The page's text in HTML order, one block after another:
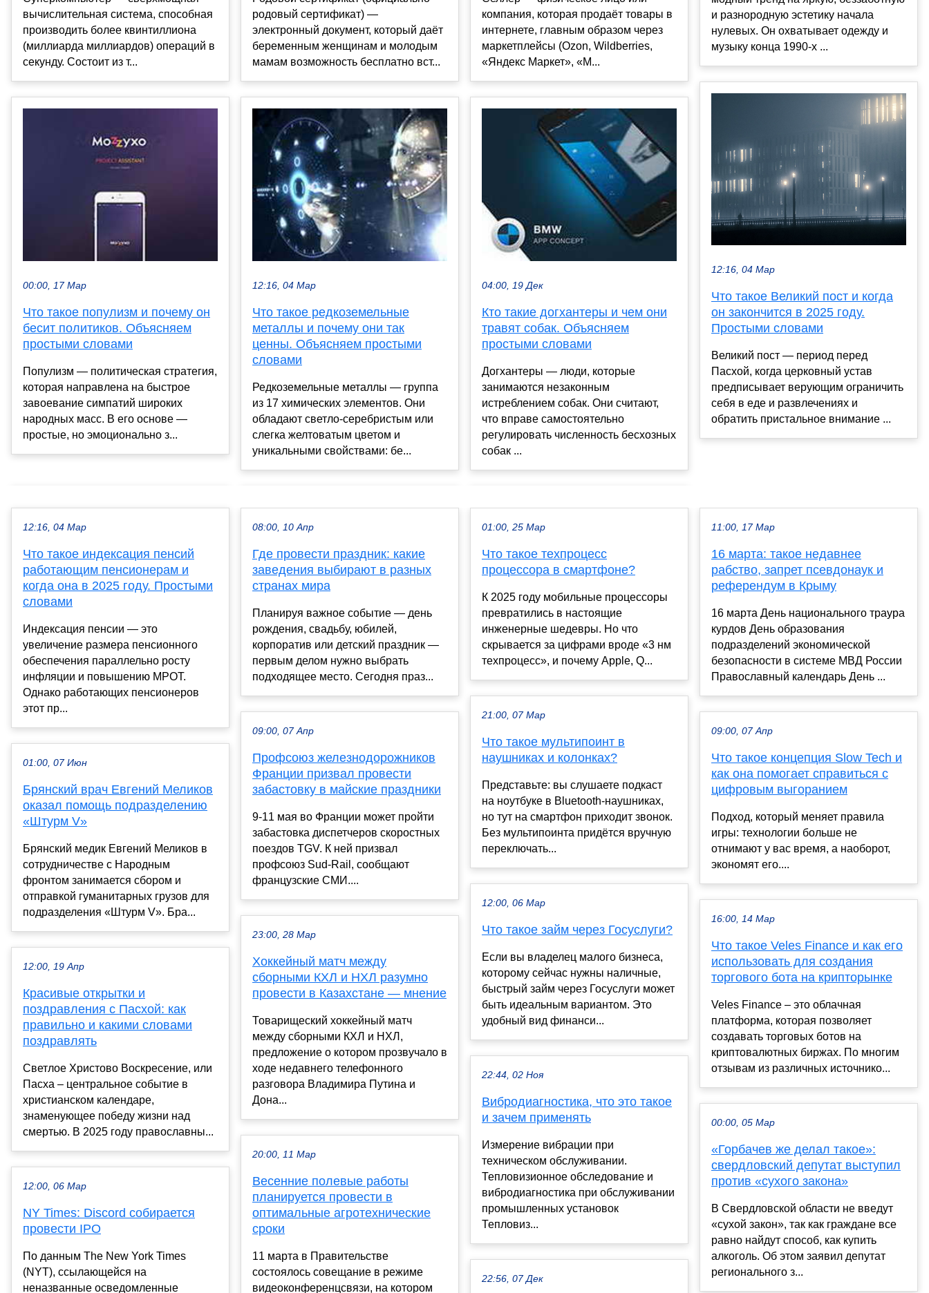
вычислительная система, способная
производить более квинтиллиона
(миллиарда миллиардов) операций в
секунду. Состоит из т...
00:00, 17 Мар
Что такое популизм и почему он
бесит политиков. Объясняем
простыми словами
Популизм — политическая стратегия,
которая направлена на быстрое
завоевание симпатий широких
народных масс. В его основе —
простые, но эмоционально з...
родовый сертификат) —
электронный документ, который даёт
беременным женщинам и молодым
мамам возможность бесплатно вст...
12:16, 04 Мар
Что такое редкоземельные
металлы и почему они так
ценны. Объясняем простыми
словами
Редкоземельные металлы — группа
из 17 химических элементов. Они
обладают светло-серебристым или
слегка желтоватым цветом и
уникальными свойствами: бе...
компания, которая продаёт товары в
интернете, главным образом через
маркетплейсы (Ozon, Wildberries,
«Яндекс Маркет», «М...
04:00, 19 Дек
Кто такие догхантеры и чем они
травят собак. Объясняем
простыми словами
Догхантеры — люди, которые
занимаются незаконным
истреблением собак. Они считают,
что вправе самостоятельно
регулировать численность бесхозных
собак ...
и разнородную эстетику начала
нулевых. Он охватывает одежду и
музыку конца 1990-х ...
12:16, 04 Мар
Что такое Великий пост и когда
он закончится в 2025 году.
Простыми словами
Великий пост — период перед
Пасхой, когда церковный устав
предписывает верующим ограничить
себя в еде и развлечениях и
обратить пристальное внимание ...
12:16, 04 Мар
Что такое индексация пенсий
работающим пенсионерам и
когда она в 2025 году. Простыми
словами
Индексация пенсии — это
увеличение размера пенсионного
обеспечения параллельно росту
инфляции и повышению МРОТ.
Однако работающих пенсионеров
этот пр...
01:00, 07 Июн
Брянский врач Евгений Меликов
оказал помощь подразделению
«Штурм V»
Брянский медик Евгений Меликов в
сотрудничестве с Народным
фронтом занимается сбором и
отправкой гуманитарных грузов для
подразделения «Штурм V». Бра...
12:00, 19 Апр
Красивые открытки и
поздравления с Пасхой: как
правильно и какими словами
поздравлять
Светлое Христово Воскресение, или
Пасха – центральное событие в
христианском календаре,
знаменующее победу жизни над
смертью. В 2025 году православны...
12:00, 06 Мар
NY Times: Discord собирается
провести IPO
По данным The New York Times
(NYT), ссылающейся на
неназванные осведомленные
08:00, 10 Апр
Где провести праздник: какие
заведения выбирают в разных
странах мира
Планируя важное событие — день
рождения, свадьбу, юбилей,
корпоратив или детский праздник —
первым делом нужно выбрать
подходящее место. Сегодня праз...
09:00, 07 Апр
Профсоюз железнодорожников
Франции призвал провести
забастовку в майские праздники
9-11 мая во Франции может пройти
забастовка диспетчеров скоростных
поездов TGV. К ней призвал
профсоюз Sud-Rail, сообщают
французские СМИ....
23:00, 28 Мар
Хоккейный матч между
сборными КХЛ и НХЛ разумно
провести в Казахстане — мнение
Товарищеский хоккейный матч
между сборными КХЛ и НХЛ,
предложение о котором прозвучало в
ходе недавнего телефонного
разговора Владимира Путина и
Дона...
20:00, 11 Мар
Весенние полевые работы
планируется провести в
оптимальные агротехнические
сроки
11 марта в Правительстве
состоялось совещание в режиме
видеоконференцсвязи, на котором
01:00, 25 Мар
Что такое техпроцесс
процессора в смартфоне?
К 2025 году мобильные процессоры
превратились в настоящие
инженерные шедевры. Но что
скрывается за цифрами вроде «3 нм
техпроцесс», и почему Apple, Q...
21:00, 07 Мар
Что такое мультипоинт в
наушниках и колонках?
Представьте: вы слушаете подкаст
на ноутбуке в Bluetooth-наушниках,
но тут на смартфон приходит звонок.
Без мультипоинта придётся вручную
переключать...
12:00, 06 Мар
Что такое займ через Госуслуги?
Если вы владелец малого бизнеса,
которому сейчас нужны наличные,
быстрый займ через Госуслуги может
быть идеальным вариантом. Это
удобный вид финанси...
22:44, 02 Ноя
Вибродиагностика, что это такое
и зачем применять
Измерение вибрации при
техническом обслуживании.
Тепловизионное обследование и
вибродиагностика при обслуживании
промышленных установок
Тепловиз...
22:56, 07 Дек
11:00, 17 Мар
16 марта: такое недавнее
рабство, запрет псевдонаук и
референдум в Крыму
16 марта День национального траура
курдов День образования
подразделений экономической
безопасности в системе МВД России
Православный календарь День ...
09:00, 07 Апр
Что такое концепция Slow Tech и
как она помогает справиться с
цифровым выгоранием
Подход, который меняет правила
игры: технологии больше не
отнимают у вас время, а наоборот,
экономят его....
16:00, 14 Мар
Что такое Veles Finance и как его
использовать для создания
торгового бота на крипторынке
Veles Finance – это облачная
платформа, которая позволяет
создавать торговых ботов на
криптовалютных биржах. По многим
отзывам из различных источнико...
00:00, 05 Мар
«Горбачев же делал такое»:
свердловский депутат выступил
против «сухого закона»
В Свердловской области не введут
«сухой закон», так как граждане все
равно найдут способ, как купить
алкоголь. Об этом заявил депутат
регионального з...